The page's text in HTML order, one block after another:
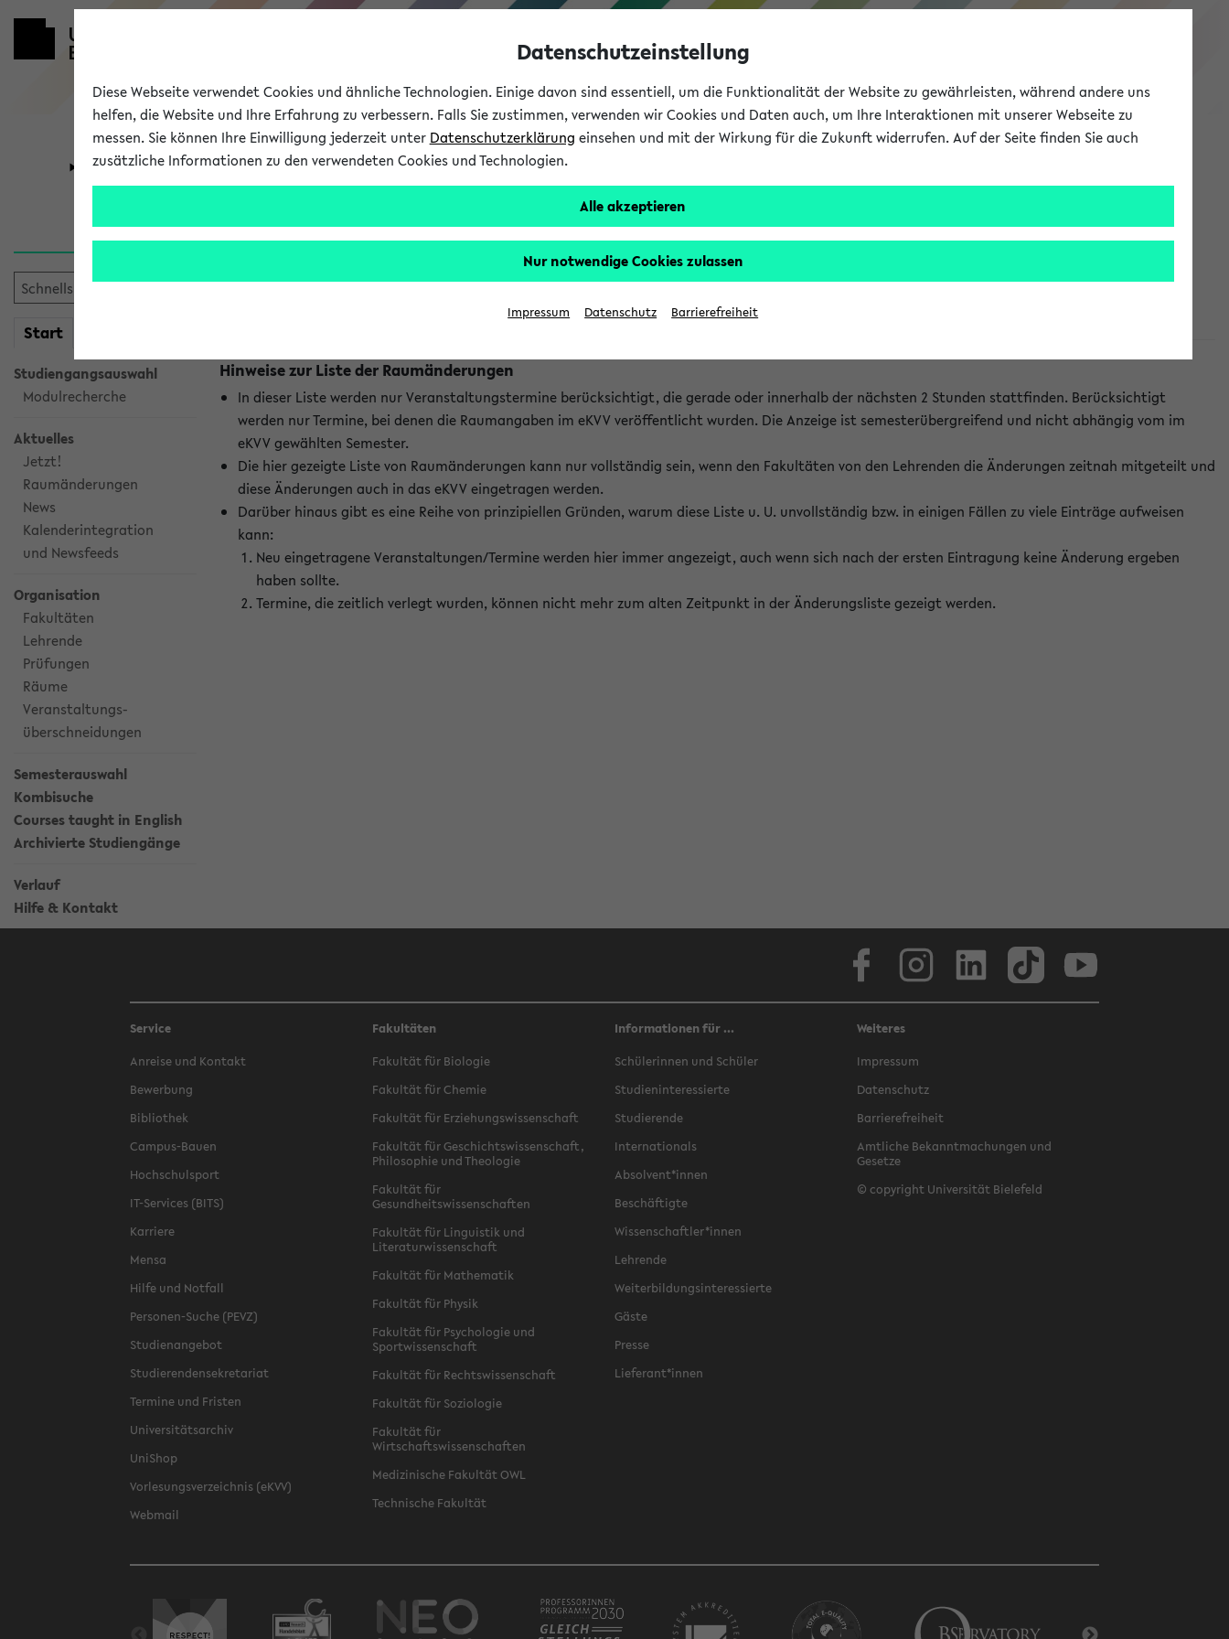
eKVV
Universität Forschung Studium
Start
Studiengangsauswahl
Modulrecherche
Aktuelles
Jetzt!
Raumänderungen
News
Kalenderintegration
und Newsfeeds
Organisation
Fakultäten
Lehrende
Prüfungen
Räume
Veranstaltungs-
überschneidungen
Semesterauswahl
Kombisuche
Courses taught in English
Archivierte Studiengänge
Verlauf
Hilfe & Kontakt
Raumänderungen
Hinweise zur Liste der Raumänderungen
In dieser Liste werden nur Veranstaltungstermine berücksichtigt, die gerade oder innerhalb der nächsten 2 Stunden stattfinden. Berücksichtigt
werden nur Termine, bei denen die Raumangaben im eKVV veröffentlicht wurden. Die Anzeige ist semesterübergreifend und nicht abhängig vom im
eKVV gewählten Semester.
Die hier gezeigte Liste von Raumänderungen kann nur vollständig sein, wenn den Fakultäten von den Lehrenden die Änderungen zeitnah mitgeteilt und
diese Änderungen auch in das eKVV eingetragen werden.
Darüber hinaus gibt es eine Reihe von prinzipiellen Gründen, warum diese Liste u. U. unvollständig bzw. in einigen Fällen zu viele Einträge aufweisen
kann:
Neu eingetragene Veranstaltungen/Termine werden hier immer angezeigt, auch wenn sich nach der ersten Eintragung keine Änderung ergeben
haben sollte.
Termine, die zeitlich verlegt wurden, können nicht mehr zum alten Zeitpunkt in der Änderungsliste gezeigt werden.
Service
Anreise und Kontakt
Bewerbung
Bibliothek
Campus-Bauen
Hochschulsport
IT-Services (BITS)
Karriere
Mensa
Hilfe und Notfall
Personen-Suche (PEVZ)
Studienangebot
Studierendensekretariat
Termine und Fristen
Universitätsarchiv
UniShop
Vorlesungsverzeichnis (eKVV)
Webmail
Fakultäten
Fakultät für Biologie
Fakultät für Chemie
Fakultät für Erziehungswissenschaft
Fakultät für Geschichtswissenschaft,
Philosophie und Theologie
Fakultät für
Gesundheitswissenschaften
Fakultät für Linguistik und
Literaturwissenschaft
Fakultät für Mathematik
Fakultät für Physik
Fakultät für Psychologie und
Sportwissenschaft
Fakultät für Rechtswissenschaft
Fakultät für Soziologie
Fakultät für
Wirtschaftswissenschaften
Medizinische Fakultät OWL
Technische Fakultät
Informationen für ...
Schülerinnen und Schüler
Studieninteressierte
Studierende
Internationals
Absolvent*innen
Beschäftigte
Wissenschaftler*innen
Lehrende
Weiterbildungsinteressierte
Gäste
Presse
Lieferant*innen
Weiteres
Impressum
Datenschutz
Barrierefreiheit
Amtliche Bekanntmachungen und
Gesetze
© copyright Universität Bielefeld
Datenschutzeinstellung
Diese Webseite verwendet Cookies und ähnliche Technologien. Einige davon sind essentiell, um die Funktionalität der Website zu gewährleisten, während andere uns
helfen, die Website und Ihre Erfahrung zu verbessern. Falls Sie zustimmen, verwenden wir Cookies und Daten auch, um Ihre Interaktionen mit unserer Webseite zu
messen. Sie können Ihre Einwilligung jederzeit unter Datenschutzerklärung einsehen und mit der Wirkung für die Zukunft widerrufen. Auf der Seite finden Sie auch
zusätzliche Informationen zu den verwendeten Cookies und Technologien.
Alle akzeptieren
Nur notwendige Cookies zulassen
Impressum Datenschutz Barrierefreiheit